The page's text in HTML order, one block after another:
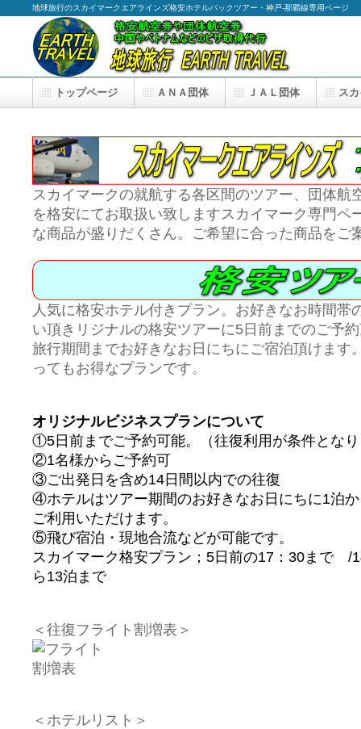
地球旅行のスカイマークエアラインズ格安ホテルパックツアー・神戸-那覇線専用ページ
スカイマークの就航する各区間のツアー、団体航
を格安にてお取扱い致しますスカイマーク専門ペ
な商品が盛りだくさん。ご希望に合った商品をご
人気に格安ホテル付きプラン。お好きなお時間帯
い頂きリジナルの格安ツアーに5日前までのご予
旅行期間までお好きなお日にちにご宿泊頂けます
ってもお得なプランです。
オリジナルビジネスプランについて
①5日前までご予約可能。（往復利用が条件とな
②1名様からご予約可
③ご出発日を含め14日間以内での往復
④ホテルはツアー期間のお好きなお日にちに1泊
ご利用いただけます。
⑤飛び宿泊・現地合流などが可能です。
スカイマーク格安プラン；5日前の17：30まで
ら13泊まで
＜往復フライト割増表＞
＜ホテルリスト＞
トップページ ＡＮＡ団体 ＪＡＬ団体 ス